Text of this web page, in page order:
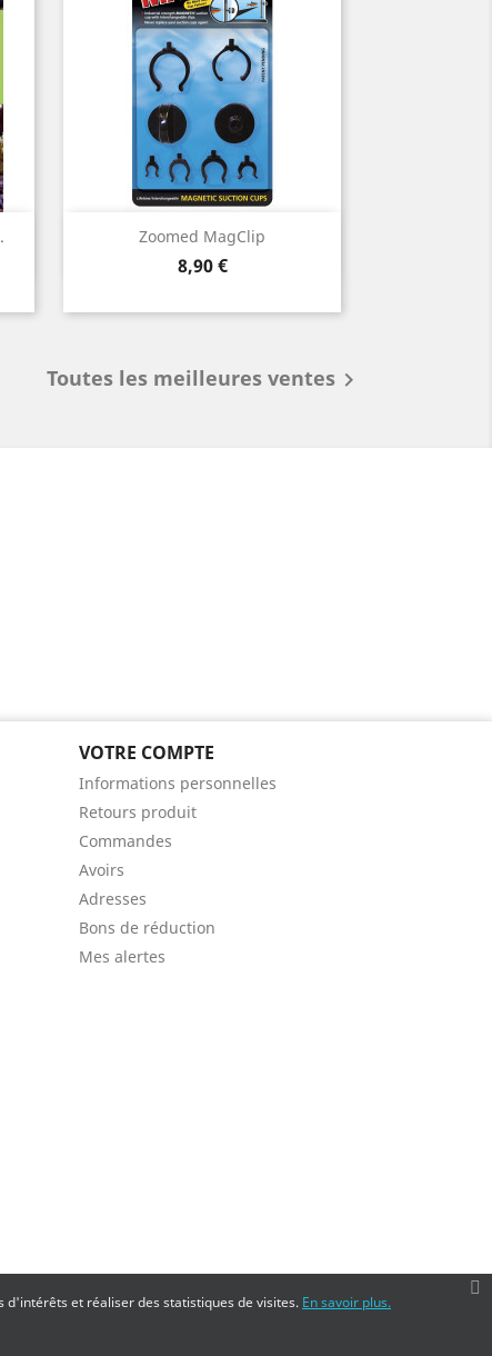
Zoomed MagClip
Prix
8,90 €
Aperçu rapide
Toutes les meilleures ventes 
VOTRE COMPTE
Informations personnelles
Retours produit
Commandes
Avoirs
Adresses
Bons de réduction
Mes alertes
d'intérêts et réaliser des statistiques de visites. En savoir plus.